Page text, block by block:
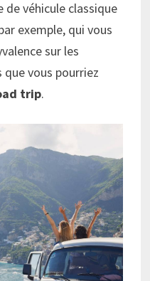
véhicule classique
exemple, qui vous
sur les
vous pourriez
trip.